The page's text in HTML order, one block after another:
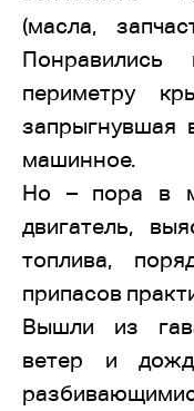
(масла,
Понравились
периметру
запрыгнувшая
машинное.
Но – пора в
двигатель,
топлива,
припасов
Вышли из
ветер и